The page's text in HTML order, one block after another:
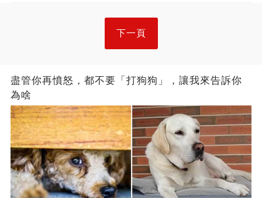
下一頁
盡管你再憤怒，都不要「打狗狗」，讓我來告訴你
為啥